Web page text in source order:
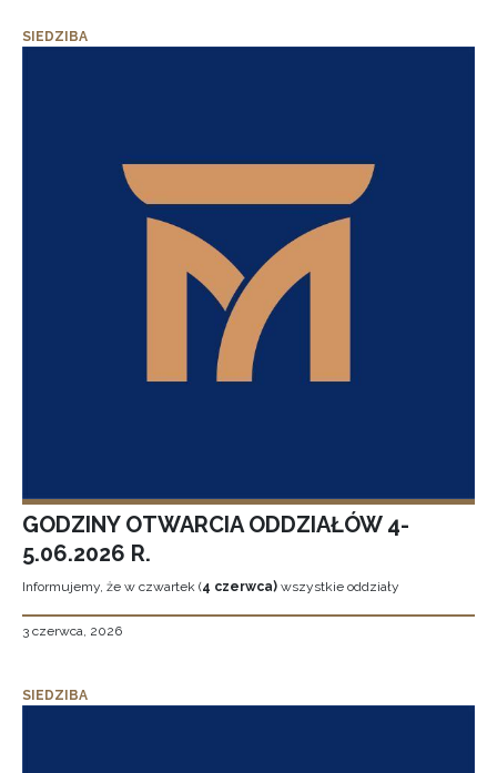
SIEDZIBA
GODZINY OTWARCIA ODDZIAŁÓW 4-
5.06.2026 R.
Informujemy, że w czwartek (4 czerwca) wszystkie oddziały
3 czerwca, 2026
SIEDZIBA